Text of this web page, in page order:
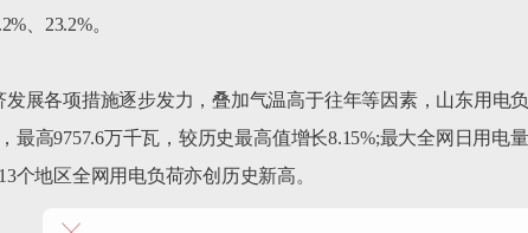
、23.2%。
发展各项措施逐步发力，叠加气温高于往年等因素，山东用电
最高9757.6万千瓦，较历史最高值增长8.15%;最大全网日用电
个地区全网用电负荷亦创历史新高。